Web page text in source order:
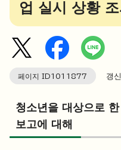
업 실시 상황
페이지 ID1011877 갱신
청소년을 대상으로
보고에 대해